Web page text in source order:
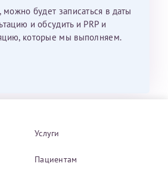
будет записаться в даты
и обсудить и PRP и
которые мы выполняем.
Услуги
Пациентам